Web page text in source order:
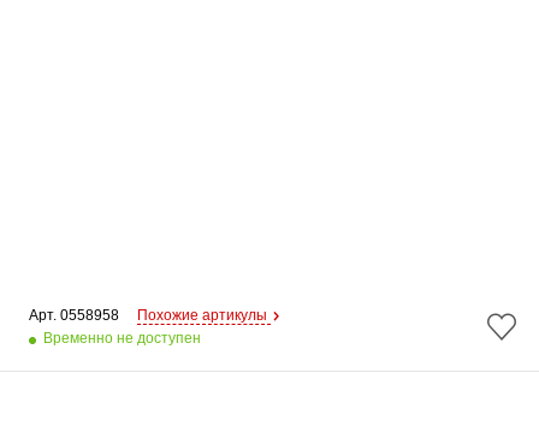
Арт. 0558958
Похожие артикулы
Временно не доступен